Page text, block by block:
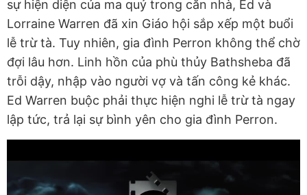
sự hiện diện của ma quỷ trong căn nhà, Ed và
Lorraine Warren đã xin Giáo hội sắp xếp một buổi
lễ trừ tà. Tuy nhiên, gia đình Perron không thể chờ
đợi lâu hơn. Linh hồn của phù thủy Bathsheba đã
trỗi dậy, nhập vào người vợ và tấn công kẻ khác.
Ed Warren buộc phải thực hiện nghi lễ trừ tà ngay
lập tức, trả lại sự bình yên cho gia đình Perron.